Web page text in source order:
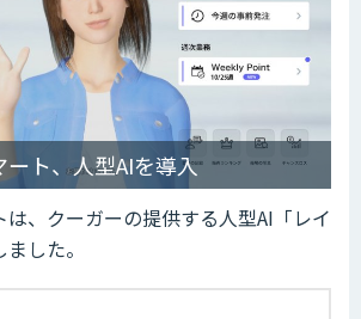
ート、人型AIを導入
は、クーガーの提供する人型AI「レイ
した。